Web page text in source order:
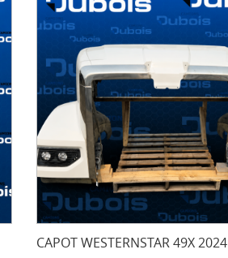
CAPOT WESTERNSTAR 49X 2024